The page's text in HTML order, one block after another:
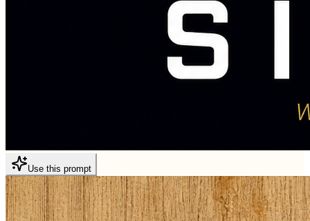
Use this prompt